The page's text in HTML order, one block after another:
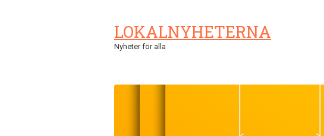
LOKALNYHETERNA
Nyheter för alla